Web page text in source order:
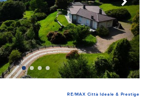
RE/MAX Città Ideale & Prestige